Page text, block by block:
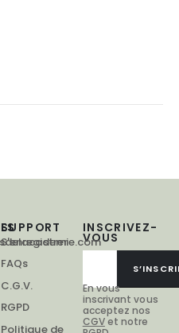
INSCRIVEZ-
VOUS
En vous
inscrivant vous
acceptez nos
CGVet notre
SUPPORT
S'enregistrer
FAQs
C.G.V.
RGPD
Politique de